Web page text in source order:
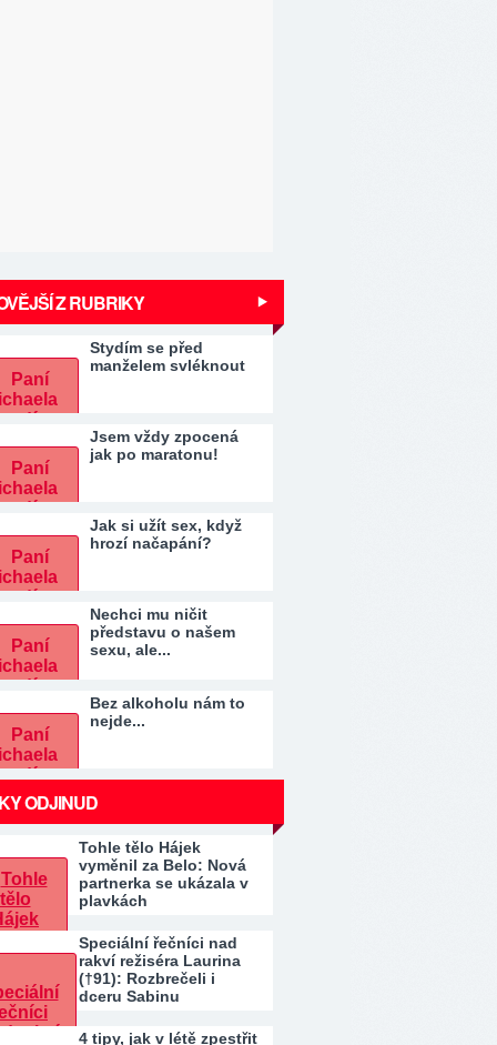
Z RUBRIKY
Stydím se před
manželem svléknout
Jsem vždy zpocená
jak po maratonu!
Jak si užít sex, když
hrozí načapání?
Nechci mu ničit
představu o našem
sexu, ale...
Bez alkoholu nám to
nejde...
ODJINUD
Tohle tělo Hájek
vyměnil za Belo: Nová
partnerka se ukázala v
plavkách
Speciální řečníci nad
rakví režiséra Laurina
(†91): Rozbrečeli i
dceru Sabinu
4 tipy, jak v létě zpestřit